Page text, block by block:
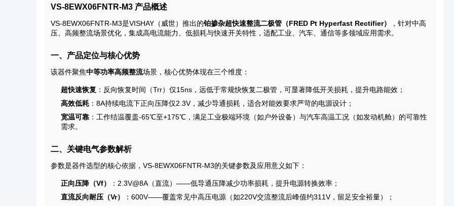
VS-8EWX06FNTR-M3 产品概述
VS-8EWX06FNTR-M3是VISHAY（威世）推出的铂掺杂超快速整流二极管（FRED Pt Hyperfast Rectifier）
，针对中高
压、高频整流场景优化，集成高电流能力、低损耗与快速开关特性，适配工业、汽车、通信等多领域应用需求。
一、产品定位与核心优势
该器件聚焦中等功率高频整流场景，核心优势体现在三个维度：
超快速恢复 ：反向恢复时间（Trr）仅15ns，远低于常规快恢复二极管，可显著降低开关损耗，提升电路能效；
高效低耗 ：8A持续电流下正向压降仅2.3V，减少导通损耗，适合对能效要求严苛的电源设计；
宽温可靠 ：工作结温覆盖-65℃至+175℃，满足工业极端环境（如户外设备）与汽车高温工况（如发动机舱）的可靠性
需求。
二、关键电气参数解析
参数是器件选型的核心依据，VS-8EWX06FNTR-M3的关键参数及应用意义如下：
正向压降（Vf）
：2.3V@8A（直流）——低导通压降减少功率损耗，提升电源转换效率；
直流反向耐压（Vr）
：600V——覆盖常见中高压电源（如220V交流整流后峰值约311V，留足安全裕量）；